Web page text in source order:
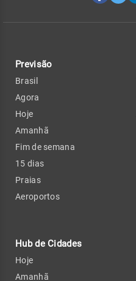
Previsão
Brasil
Agora
Hoje
Amanhã
Fim de semana
15 dias
Praias
Aeroportos
Hub de Cidades
Hoje
Amanhã